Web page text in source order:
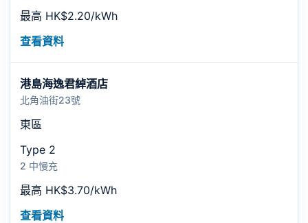
最高 HK$2.20/kWh
查看資料
港島海逸君綽酒店
北角油街23號
東區
Type 2
2 中慢充
最高 HK$3.70/kWh
查看資料